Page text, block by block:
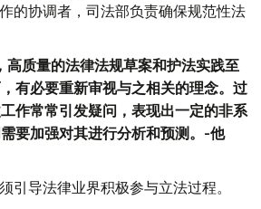
的协调者，司法部负责确保规范性法
高质量的法律法规草案和护法实践至
有必要重新审视与之相关的理念。过
作常常引发疑问，表现出一定的非系
要加强对其进行分析和预测。-他
引导法律业界积极参与立法过程。